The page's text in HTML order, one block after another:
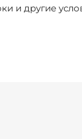
и другие